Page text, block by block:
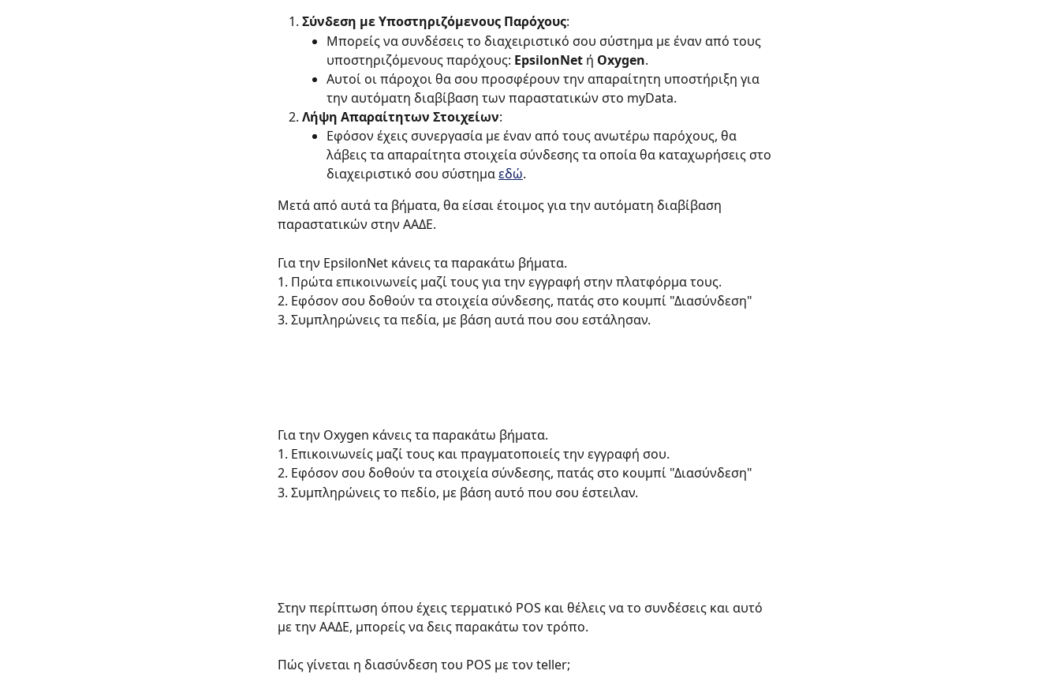
Σύνδεση με Υποστηριζόμενους Παρόχους:
Μπορείς να συνδέσεις το διαχειριστικό σου σύστημα με έναν από τους
υποστηριζόμενους παρόχους: EpsilonNet ή Oxygen.
Αυτοί οι πάροχοι θα σου προσφέρουν την απαραίτητη υποστήριξη για
την αυτόματη διαβίβαση των παραστατικών στο myData.
Λήψη Απαραίτητων Στοιχείων:
Εφόσον έχεις συνεργασία με έναν από τους ανωτέρω παρόχους, θα
λάβεις τα απαραίτητα στοιχεία σύνδεσης τα οποία θα καταχωρήσεις στο
διαχειριστικό σου σύστημα εδώ.
Μετά από αυτά τα βήματα, θα είσαι έτοιμος για την αυτόματη διαβίβαση
παραστατικών στην ΑΑΔΕ.
Για την EpsilonNet κάνεις τα παρακάτω βήματα.
1. Πρώτα επικοινωνείς μαζί τους για την εγγραφή στην πλατφόρμα τους.
2. Εφόσον σου δοθούν τα στοιχεία σύνδεσης, πατάς στο κουμπί "Διασύνδεση"
3. Συμπληρώνεις τα πεδία, με βάση αυτά που σου εστάλησαν.
Για την Oxygen κάνεις τα παρακάτω βήματα.
1. Επικοινωνείς μαζί τους και πραγματοποιείς την εγγραφή σου.
2. Εφόσον σου δοθούν τα στοιχεία σύνδεσης, πατάς στο κουμπί "Διασύνδεση"
3. Συμπληρώνεις το πεδίο, με βάση αυτό που σου έστειλαν.
Στην περίπτωση όπου έχεις τερματικό POS και θέλεις να το συνδέσεις και αυτό
με την ΑΑΔΕ, μπορείς να δεις παρακάτω τον τρόπο.
Πώς γίνεται η διασύνδεση του POS με τον teller;